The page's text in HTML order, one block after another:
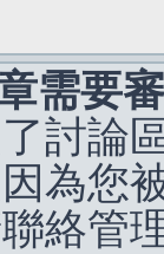
需要
討論
為您
絡管